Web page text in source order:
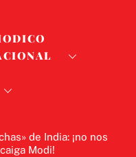
de India: ¡no nos
Modi!